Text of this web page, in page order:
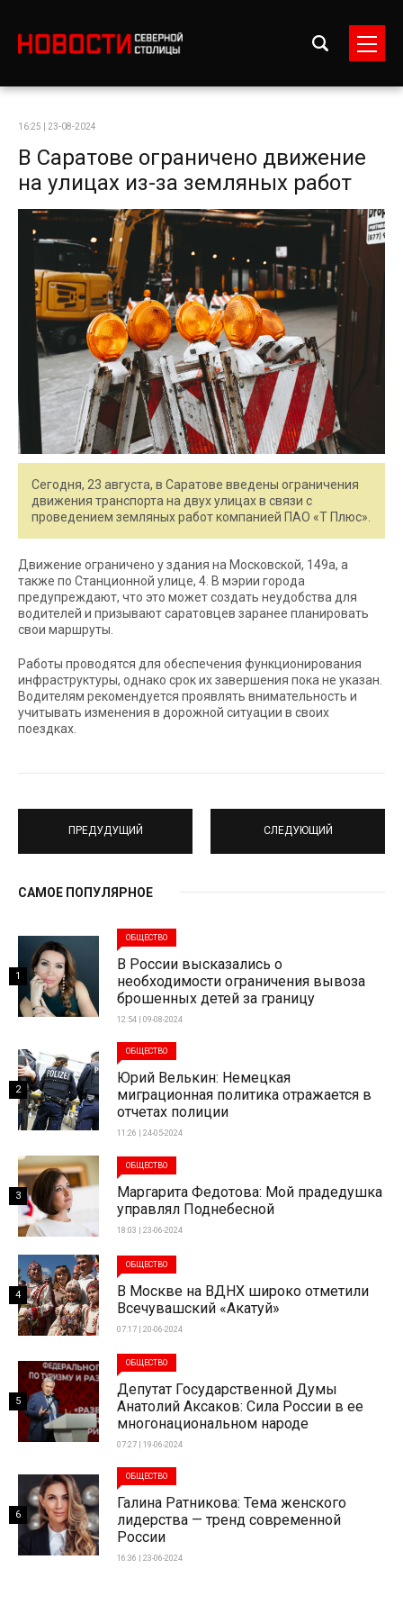
16:25 | 23-08-2024
В Саратове ограничено движение
на улицах из-за земляных работ
Сегодня, 23 августа, в Саратове введены ограничения
движения транспорта на двух улицах в связи с
проведением земляных работ компанией ПАО «Т Плюс».
Движение ограничено у здания на Московской, 149а, а
также по Станционной улице, 4. В мэрии города
предупреждают, что это может создать неудобства для
водителей и призывают саратовцев заранее планировать
свои маршруты.
Работы проводятся для обеспечения функционирования
инфраструктуры, однако срок их завершения пока не указан.
Водителям рекомендуется проявлять внимательность и
учитывать изменения в дорожной ситуации в своих
поездках.
ПРЕДУДУЩИЙ СЛЕДУЮЩИЙ
САМОЕ ПОПУЛЯРНОЕ
ОБЩЕСТВО
В России высказались о
необходимости ограничения вывоза
брошенных детей за границу
12:54 | 09-08-2024
1
ОБЩЕСТВО
Юрий Велькин: Немецкая
миграционная политика отражается в
отчетах полиции
11:26 | 24-05-2024
2
ОБЩЕСТВО
Маргарита Федотова: Мой прадедушка
управлял Поднебесной
18:03 | 23-06-2024
3
ОБЩЕСТВО
В Москве на ВДНХ широко отметили
Всечувашский «Акатуй»
07:17 | 20-06-2024
4
ОБЩЕСТВО
Депутат Государственной Думы
Анатолий Аксаков: Сила России в ее
многонациональном народе
07:27 | 19-06-2024
5
ОБЩЕСТВО
Галина Ратникова: Тема женского
лидерства — тренд современной
России
16:36 | 23-06-2024
6